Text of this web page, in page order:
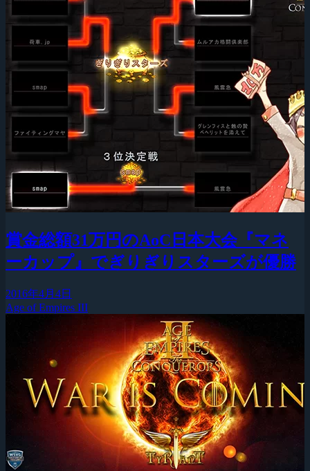
賞金総額31万円のAoC日本大会『マネ
ーカップ』でぎりぎりスターズが優勝
2016年4月4日
Age of Empires III